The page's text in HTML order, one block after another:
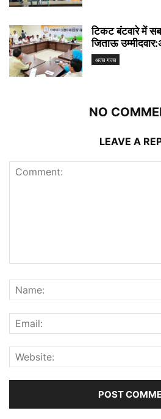
टिकट बंटवारे में
जिताऊ
अजब गजब
NO
LEAVE A